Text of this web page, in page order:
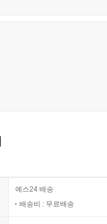
예스24 배송
배송비 : 무료배송